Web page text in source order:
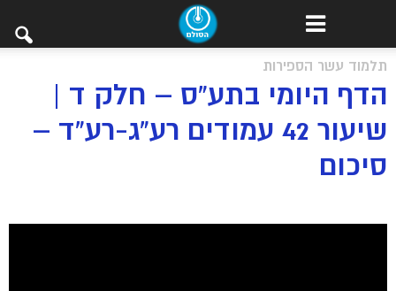
תלמוד עשר הספירות
הדף היומי בתע”ס – חלק ד |
שיעור 42 עמודים רע”ג-רע”ד –
סיכום